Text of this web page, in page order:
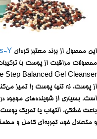
این محصول از برند معتبر کره‌ای Y
محصولات مراقبت از پوست با
از پوست، نه تنها پوست را تمیز
است. بسیاری از شوینده‌های موجود در
باعث خشکی، التهاب یا تحریک پوست
و متعادل خود، تجربه‌ای کامل و